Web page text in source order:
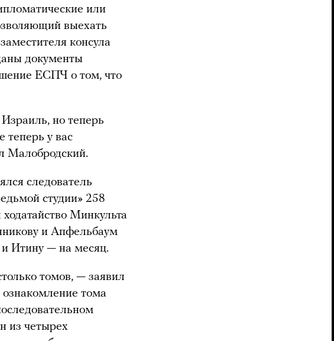
или
выехать
консула
документы
ЕСПЧ о том, что
но теперь
теперь у вас
Малобродский.
следователь
студии» 258
Минкульта
и Апфельбаум
Итину — на месяц.
томов, — заявил
тома
из четырех